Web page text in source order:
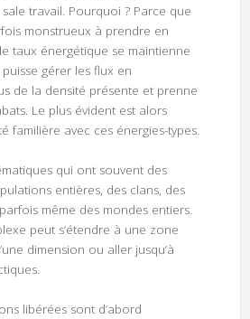
travail. Pourquoi ? Parce que
monstrueux à prendre en
taux énergétique se maintienne
gérer les flux en
de la densité présente et prenne
Le plus évident est alors
familière avec ces énergies-types.
qui ont souvent des
entières, des clans, des
même des mondes entiers.
peut s’étendre à une zone
dimension ou aller jusqu’à
libérées sont d’abord